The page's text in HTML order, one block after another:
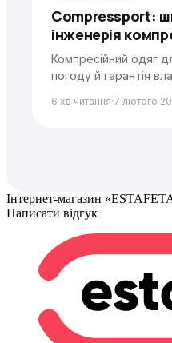
Compressport:
інженерія
Компресійний одяг
погоду й гарантія
6 хв читання·7 лютого
Інтернет-магазин
Написати відгук